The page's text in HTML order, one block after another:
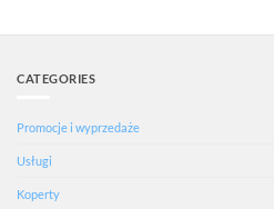
CATEGORIES
Promocje i wyprzedaże
Usługi
Koperty